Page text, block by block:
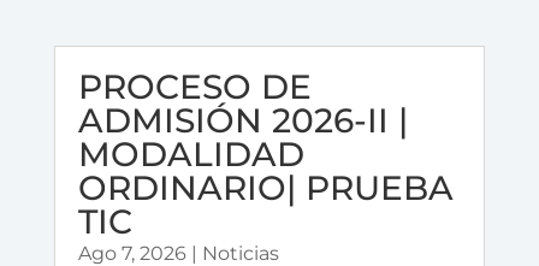
PROCESO DE
ADMISIÓN 2026-II |
MODALIDAD
ORDINARIO| PRUEBA
TIC
Ago 7, 2026| Noticias